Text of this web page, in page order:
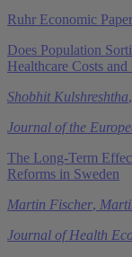
Ruhr Economic
Does Population
Healthcare Costs
Shobhit Kulshreshtha,
Journal of the
The Long-Term
Reforms in Sweden
Martin Fischer,
Journal of Health